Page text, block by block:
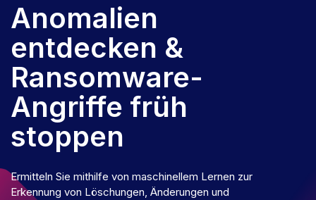
Anomalien
entdecken &
Ransomware-
Angriffe früh
stoppen
Ermitteln Sie mithilfe von maschinellem Lernen zur
Erkennung von Löschungen, Änderungen und